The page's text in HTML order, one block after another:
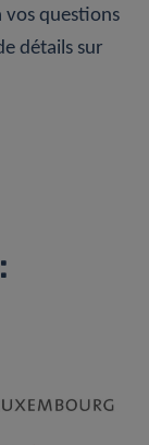
vos questions
détails sur